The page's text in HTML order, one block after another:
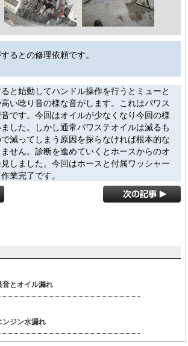
るとの修理依頼です。
と始動してハンドル操作を行うとミューと
い唸り音の様な音がします。これはパワス
です。今回はオイルが少なくなり今回の様
した。しかし通常パワステオイルは減るも
減ってしまう原因を探らなければ根本的な
せん。診断を進めていくとホースからのオ
しました。今回はホースと付属ワッシャー
業完了です。
音とオイル漏れ
ンジン水漏れ